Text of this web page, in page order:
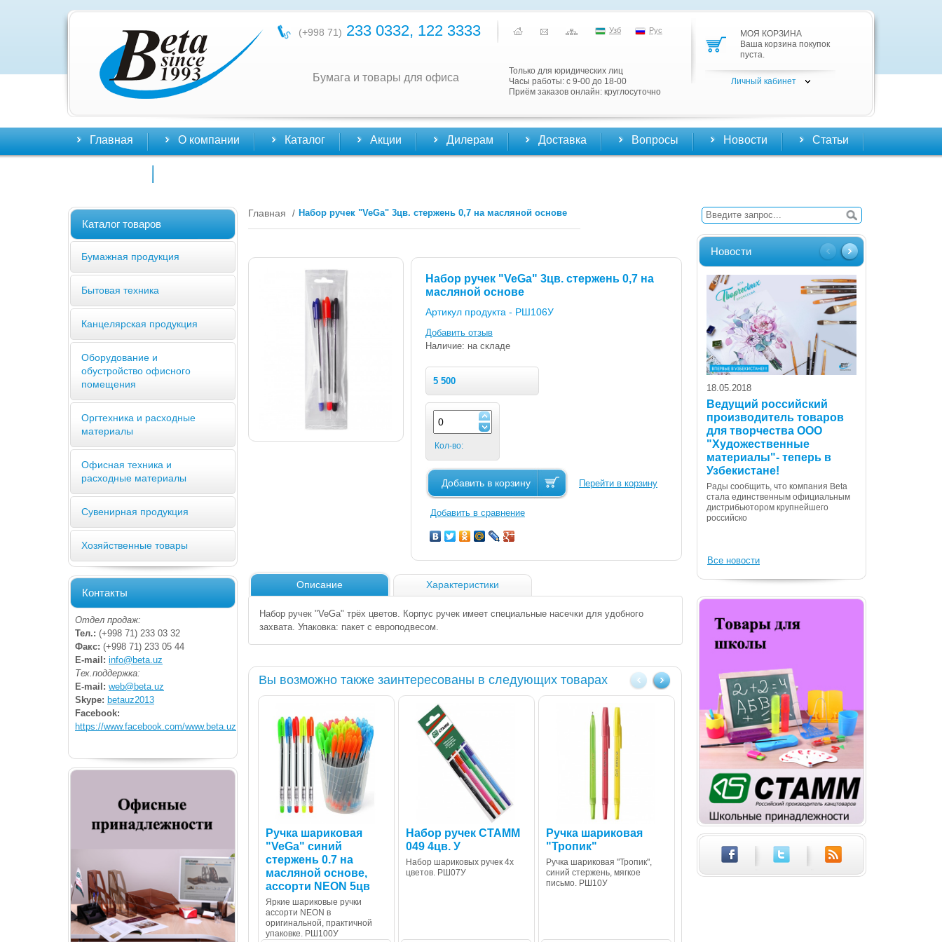
(+998 71) 233 0332, 122 3333 Узб Рус
Бумага и товары для офиса
Только для юридических лиц
Часы работы: с 9-00 до 18-00
Приём заказов онлайн: круглосуточно
МОЯ КОРЗИНА
Ваша корзина покупок
пуста.
Личный кабинет
Главная О компании Каталог Акции Дилерам Доставка Вопросы Новости Статьи
Каталог товаров
Бумажная продукция
Бытовая техника
Канцелярская продукция
Оборудование и
обустройство офисного
помещения
Оргтехника и расходные
материалы
Офисная техника и
расходные материалы
Сувенирная продукция
Хозяйственные товары
Контакты
Отдел продаж:
Тел.: (+998 71) 233 03 32
Факс: (+998 71) 233 05 44
E-mail: info@beta.uz
Тех.поддержка:
E-mail: web@beta.uz
Skype: betauz2013
Facebook:
https://www.facebook.com/www.beta.uz
Главная / Набор ручек "VeGa" 3цв. стержень 0,7 на масляной основе
Набор ручек "VeGa" 3цв. стержень 0,7 на
масляной основе
Артикул продукта - РШ106У
Добавить отзыв
Наличие: на складе
5 500
Кол-во:
Добавить в корзину Перейти в корзину
Добавить в сравнение
Описание Характеристики
Набор ручек "VeGa" трёх цветов. Корпус ручек имеет специальные насечки для удобного
захвата. Упаковка: пакет с европодвесом.
Вы возможно также заинтересованы в следующих товарах
Ручка шариковая
"VeGa" синий
стержень 0.7 на
масляной основе,
ассорти NEON 5цв
Яркие шариковые ручки
ассорти NEON в
оригинальной, практичной
упаковке. РШ100У
Набор ручек СТАММ
049 4цв. У
Набор шариковых ручек 4х
цветов. РШ07У
Ручка шариковая
"Тропик"
Ручка шариковая "Тропик",
синий стержень, мягкое
письмо. РШ10У
Ручка шариковая
СТАММ 049 синий
стержень NEON
Ручка шариковая СТАММ 049
Новости
18.05.2018
Ведущий российский
производитель товаров
для творчества ООО
"Художественные
материалы"- теперь в
Узбекистане!
Рады сообщить, что компания Beta
стала единственным официальным
дистрибьютором крупнейшего
российско
Все новости